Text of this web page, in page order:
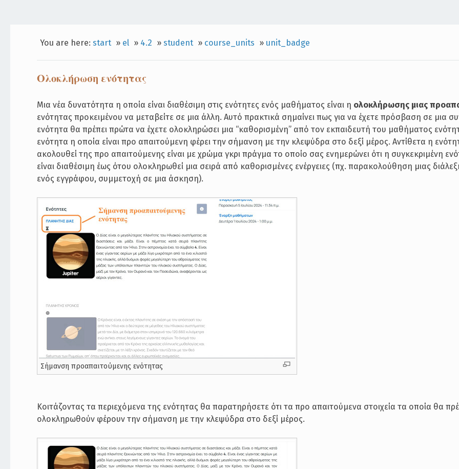
You are here: start » el » 4.2 » student » course_units » unit_badge
Ολοκλήρωση ενότητας
Μια νέα δυνατότητα η οποία είναι διαθέσιμη στις ενότητες ενός μαθήματος είναι η ολοκλήρωσης μιας
ενότητας προκειμένου να μεταβείτε σε μια άλλη. Αυτό πρακτικά σημαίνει πως για να έχετε πρόσβαση σε μια
ενότητα θα πρέπει πρώτα να έχετε ολοκληρώσει μια “καθορισμένη” από τον εκπαιδευτή του μαθήματος
ενότητα η οποία είναι προ απαιτούμενη φέρει την σήμανση με την κλεψύδρα στο δεξί μέρος. Αντίθετα η
ακολουθεί της προ απαιτούμενης είναι με χρώμα γκρι πράγμα το οποίο σας ενημερώνει ότι η συγκεκριμένη
είναι διαθέσιμη έως ότου ολοκληρωθεί μια σειρά από καθορισμένες ενέργειες (πχ. παρακολούθηση μιας
ενός εγγράφου, συμμετοχή σε μια άσκηση).
Σήμανση προαπαιτούμενης ενότητας
Κοιτάζοντας τα περιεχόμενα της ενότητας θα παρατηρήσετε ότι τα προ απαιτούμενα στοιχεία τα οποία θα
ολοκληρωθούν φέρουν την σήμανση με την κλεψύδρα στο δεξί μέρος.